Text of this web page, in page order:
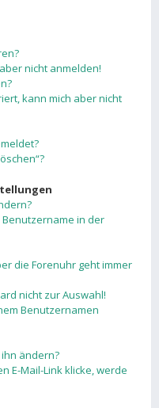
nicht anmelden!
kann mich aber nicht
in der
die Forenuhr geht immer
nicht zur Auswahl!
Benutzernamen
ändern?
E-Mail-Link klicke, werde